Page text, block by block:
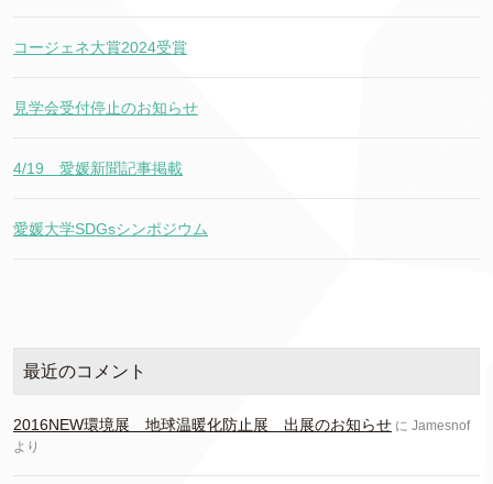
コージェネ大賞2024受賞
見学会受付停止のお知らせ
4/19 愛媛新聞記事掲載
愛媛大学SDGsシンポジウム
最近のコメント
2016NEW環境展 地球温暖化防止展 出展のお知らせ に Jamesnof
より